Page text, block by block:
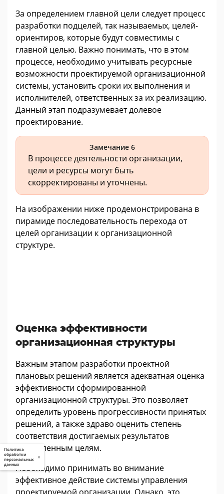
За определением главной цели следует процесс
разработки подцелей, так называемых, целей-
ориентиров, которые будут совместимы с
главной целью. Важно понимать, что в этом
процессе, необходимо учитывать ресурсные
возможности проектируемой организационной
системы, установить сроки их выполнения и
исполнителей, ответственных за их реализацию.
Данный этап подразумевает долевое
проектирование.
Замечание 6
В процессе деятельности организации,
цели и ресурсы могут быть
скорректированы и уточнены.
На изображении ниже продемонстрирована в
пирамиде последовательность перехода от
целей организации к организационной
структуре.
Оценка эффективности
организационная структуры
Важным этапом разработки проектной
плановых решений является адекватная оценка
эффективности сформированной
организационной структуры. Это позволяет
определить уровень прогрессивности принятых
решений, а также здраво оценить степень
соответствия достигаемых результатов
поставленным целям.
Необходимо принимать во внимание
эффективное действие системы управления
Политика
обработки
персональных
данных
×